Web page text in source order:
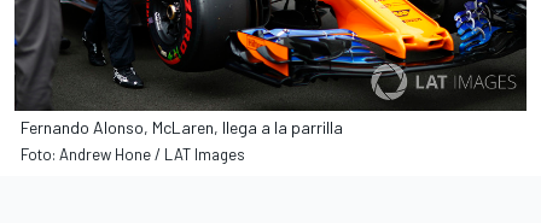
Fernando Alonso, McLaren, llega a la parrilla
Foto: Andrew Hone / LAT Images